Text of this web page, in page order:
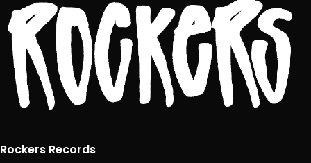
Rockers Records